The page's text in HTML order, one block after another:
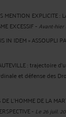
MENTION EXPLICITE :
EXCESSIF-Avant-
IN IDEM » ASSOUPLI
: trajectoire
et défense des
L'HOMME DE LA
- Le 26 juil.